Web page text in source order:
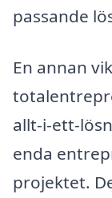
passande
En annan
allt-i-ett-
enda
projektet.